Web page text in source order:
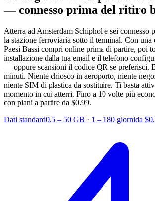
— connesso prima del ritiro
Atterra ad Amsterdam Schiphol e sei connesso
la stazione ferroviaria sotto il terminal. Con una
Paesi Bassi compri online prima di partire, poi
installazione dalla tua email e il telefono
— oppure scansioni il codice QR se preferisci.
minuti. Niente chiosco in aeroporto, niente
niente SIM di plastica da sostituire. Ti basta
momento in cui atterri. Fino a 10 volte più
con piani a partire da $0.99.
Dati standard0.5 – 50 GB · 1 – 180 giornida